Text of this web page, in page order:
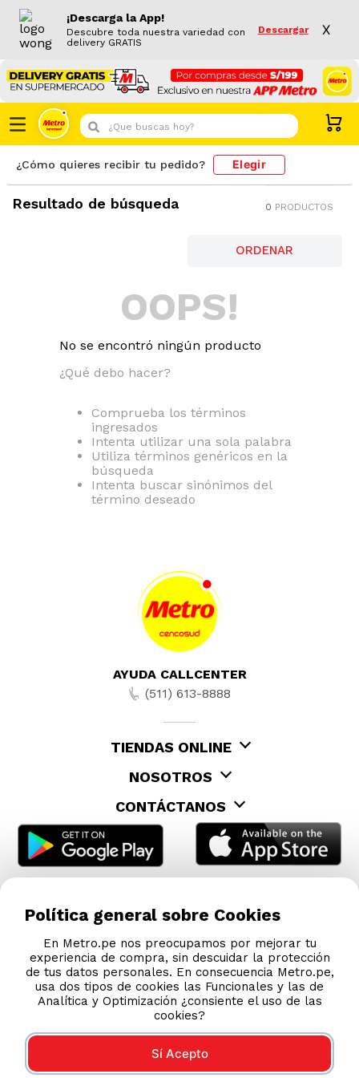
¡Descarga la App!
Descubre toda nuestra variedad con
delivery GRATIS
Descargar X
¿Que buscas hoy?
¿Cómo quieres recibir tu pedido? Elegir
Resultado de búsqueda 0 PRODUCTOS
OOPS!
No se encontró ningún producto
¿Qué debo hacer?
Comprueba los términos
ingresados
Intenta utilizar una sola palabra
Utiliza términos genéricos en la
búsqueda
Intenta buscar sinónimos del
término deseado
AYUDA CALLCENTER
(511) 613-8888
TIENDAS ONLINE
NOSOTROS
CONTÁCTANOS
COMPRAS 100% SEGURAS
Política general sobre Cookies
En Metro.pe nos preocupamos por mejorar tu
experiencia de compra, sin descuidar la protección
de tus datos personales. En consecuencia Metro.pe,
usa dos tipos de cookies las Funcionales y las de
Analítica y Optimización ¿consiente el uso de las
cookies?
Sí Acepto